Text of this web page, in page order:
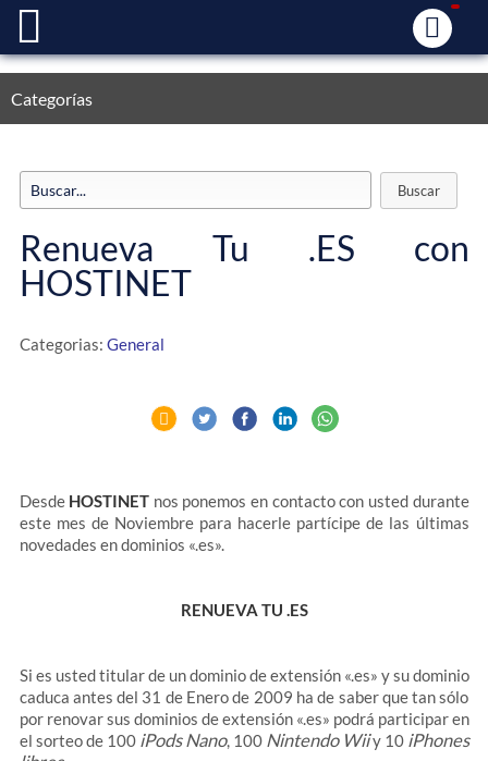
Categorías
Renueva Tu .ES con
HOSTINET
Categorias: General
Desde HOSTINET nos ponemos en contacto con usted durante
este mes de Noviembre para hacerle partícipe de las últimas
novedades en dominios «.es».
RENUEVA TU .ES
Si es usted titular de un dominio de extensión «.es» y su dominio
caduca antes del 31 de Enero de 2009 ha de saber que tan sólo
por renovar sus dominios de extensión «.es» podrá participar en
el sorteo de 100 iPods Nano, 100 Nintendo Wiiy 10 iPhones